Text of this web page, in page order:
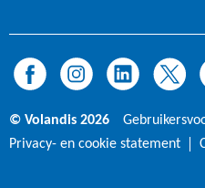
© Volandis 2026
Privacy- en cookie statement